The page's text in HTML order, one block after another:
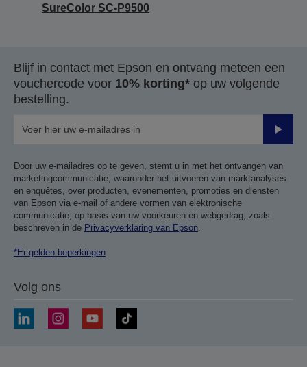
SureColor SC-P9500
Blijf in contact met Epson en ontvang meteen een
vouchercode voor 10% korting* op uw volgende
bestelling.
Door uw e-mailadres op te geven, stemt u in met het ontvangen van
marketingcommunicatie, waaronder het uitvoeren van marktanalyses
en enquêtes, over producten, evenementen, promoties en diensten
van Epson via e-mail of andere vormen van elektronische
communicatie, op basis van uw voorkeuren en webgedrag, zoals
beschreven in de Privacyverklaring van Epson
*Er gelden beperkingen
Volg ons